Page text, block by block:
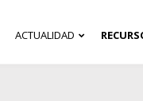
ACTUALIDAD